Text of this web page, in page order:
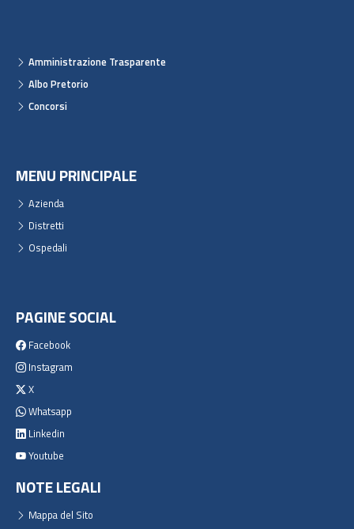
Amministrazione Trasparente
Albo Pretorio
Concorsi
MENU PRINCIPALE
Azienda
Distretti
Ospedali
PAGINE SOCIAL
Facebook
Instagram
X
Whatsapp
Linkedin
Youtube
NOTE LEGALI
Mappa del Sito